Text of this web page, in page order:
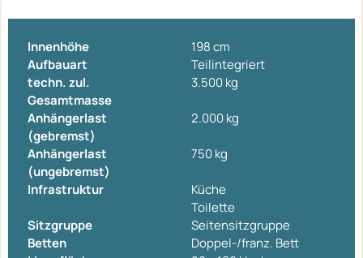
Innenhöhe
198 cm
Aufbauart
Teilintegriert
techn. zul.
Gesamtmasse
3.500 kg
Anhängerlast
(gebremst)
2.000 kg
Anhängerlast
(ungebremst)
750 kg
Infrastruktur
Küche
Toilette
Sitzgruppe
Seitensitzgruppe
Betten
Doppel-/franz. Bett